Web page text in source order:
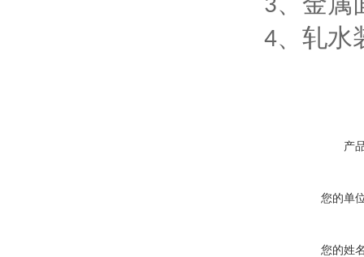
3
4、轧水
产
您的单
您的姓